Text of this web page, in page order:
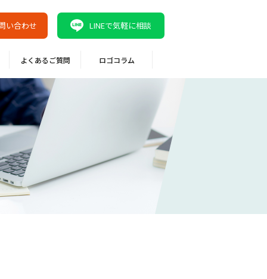
い合わせ LINEで気軽に相談
よくあるご質問 ロゴコラム